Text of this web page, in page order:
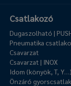
Csatlakozó
Dugaszolható |
Pneumatika
Csavarzat
Csavarzat | INOX
Idom (könyök, T, Y…)
Önzáró